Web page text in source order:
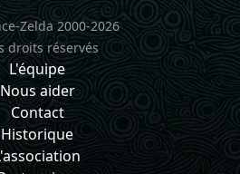
Zelda 2000-2026
droits réservés
L'équipe
Nous aider
Contact
Historique